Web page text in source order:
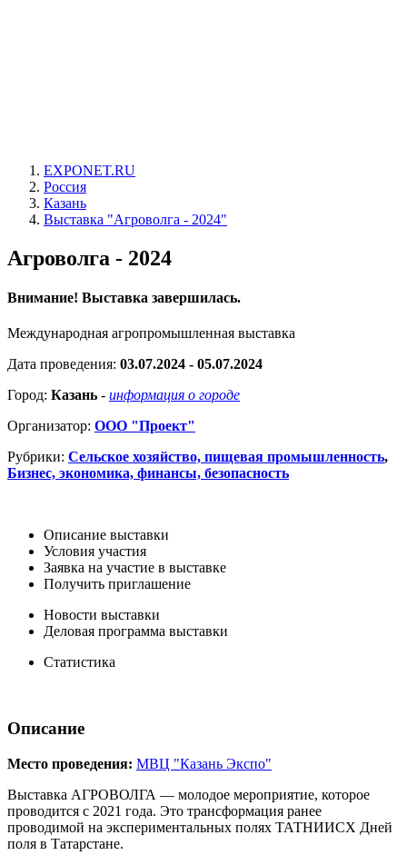
EXPONET.RU
Россия
Казань
Выставка "Агроволга - 2024"
Агроволга - 2024
Внимание! Выставка завершилась.
Международная агропромышленная выставка
Дата проведения: 03.07.2024 - 05.07.2024
Город: Казань - информация о городе
Организатор: ООО "Проект"
Рубрики: Сельское хозяйство, пищевая промышленность,
Бизнес, экономика, финансы, безопасность
Описание выставки
Условия участия
Заявка на участие в выставке
Получить приглашение
Новости выставки
Деловая программа выставки
Статистика
Описание
Место проведения: МВЦ "Казань Экспо"
Выставка АГРОВОЛГА — молодое мероприятие, которое
проводится с 2021 года. Это трансформация ранее
проводимой на экспериментальных полях ТАТНИИСХ Дней
поля в Татарстане.